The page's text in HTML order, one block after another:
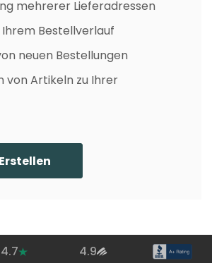
mehrerer Lieferadressen
Ihrem Bestellverlauf
neuen Bestellungen
von Artikeln zu Ihrer
4.7 4.9